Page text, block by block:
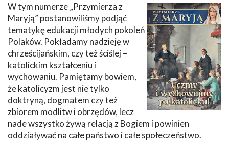
W tym numerze „Przymierza z
Maryją” postanowiliśmy podjąć
tematykę edukacji młodych pokoleń
Polaków. Pokładamy nadzieję w
chrześcijańskim, czy też ściślej –
katolickim kształceniu i
wychowaniu. Pamiętamy bowiem,
że katolicyzm jest nie tylko
doktryną, dogmatem czy też
zbiorem modlitw i obrzędów, lecz
nade wszystko żywą relacją z Bogiem i powinien
oddziaływać na całe państwo i całe społeczeństwo.